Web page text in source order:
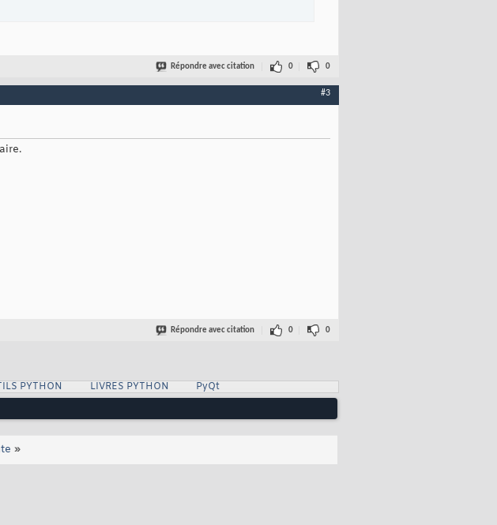
Répondre avec citation 0 0
#3
Répondre avec citation 0 0
PYTHON LIVRES PYTHON
PyQt
»